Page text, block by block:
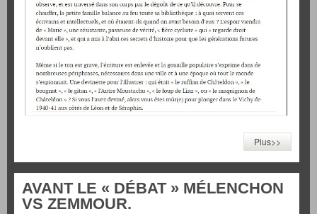
Plus>>
AVANT LE « DÉBAT » MÉLENCHON
VS ZEMMOUR.